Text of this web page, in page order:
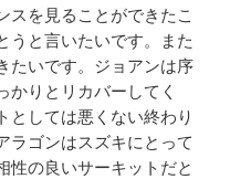
スを見ることができたこ
うと言いたいです。また
たいです。ジョアンは序
かりとリカバーしてく
としては悪くない終わり
ラゴンはスズキにとって
性の良いサーキットだと